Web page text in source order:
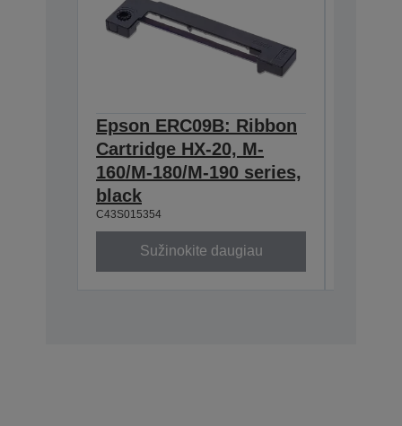
Epson ERC09B: Ribbon
Cartridge HX-20, M-
160/M-180/M-190 series,
black
C43S015354
Sužinokite daugiau